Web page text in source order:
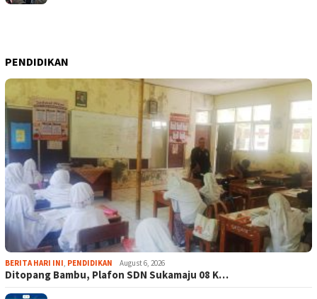
PENDIDIKAN
BERITA HARI INI PENDIDIKAN August 6, 2026
Ditopang Bambu, Plafon SDN Sukamaju 08 K…